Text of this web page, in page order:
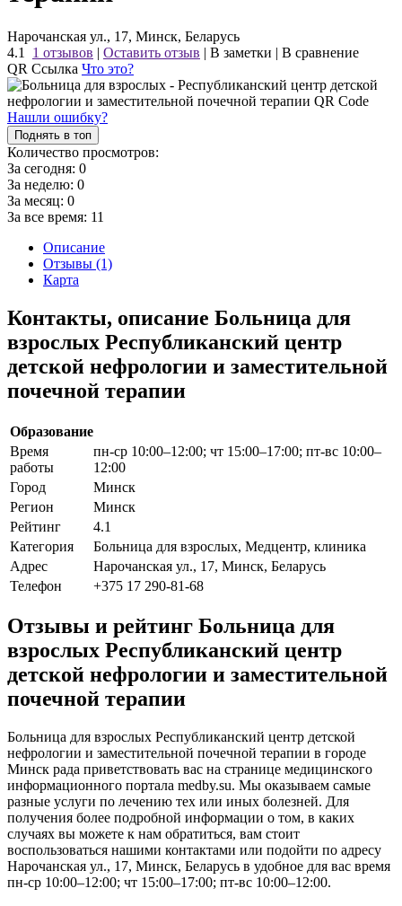
Нарочанская ул., 17, Минск, Беларусь
4.1
1 отзывов | Оставить отзыв | В заметки | В сравнение
QR Ссылка Что это?
Нашли ошибку?
Поднять в топ
Количество просмотров:
За сегодня: 0
За неделю: 0
За месяц: 0
За все время: 11
Описание
Отзывы (1)
Карта
Контакты, описание Больница для
взрослых Республиканский центр
детской нефрологии и заместительной
почечной терапии
Образование
Время
работы
пн-ср 10:00–12:00; чт 15:00–17:00; пт-вс 10:00–
12:00
Город
Минск
Регион
Минск
Рейтинг
4.1
Категория
Больница для взрослых, Медцентр, клиника
Адрес
Нарочанская ул., 17, Минск, Беларусь
Телефон
+375 17 290-81-68
Отзывы и рейтинг Больница для
взрослых Республиканский центр
детской нефрологии и заместительной
почечной терапии
Больница для взрослых Республиканский центр детской
нефрологии и заместительной почечной терапии в городе
Минск рада приветствовать вас на странице медицинского
информационного портала medby.su. Мы оказываем самые
разные услуги по лечению тех или иных болезней. Для
получения более подробной информации о том, в каких
случаях вы можете к нам обратиться, вам стоит
воспользоваться нашими контактами или подойти по адресу
Нарочанская ул., 17, Минск, Беларусь в удобное для вас время
пн-ср 10:00–12:00; чт 15:00–17:00; пт-вс 10:00–12:00.